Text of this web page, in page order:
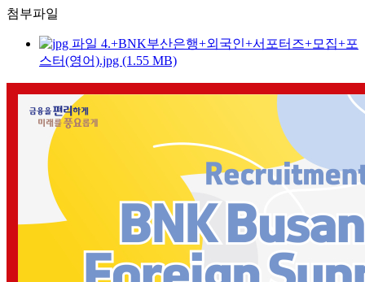
첨부파일
4.+BNK부산은행+외국인+서포터즈+모집+포
스터(영어).jpg (1.55 MB)